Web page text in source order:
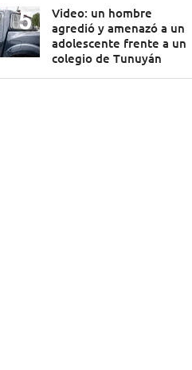
Video: un hombre
agredió y amenazó a un
adolescente frente a un
colegio de Tunuyán